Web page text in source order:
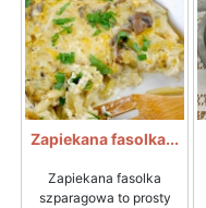
Zapiekana fasolka...
Zapiekana fasolka
szparagowa to prosty